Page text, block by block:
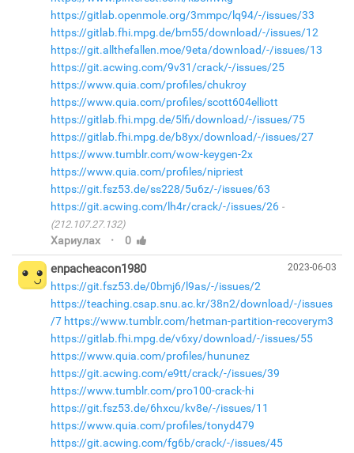
https://gitlab.openmole.org/3mmpc/lq94/-/issues/33
https://gitlab.fhi.mpg.de/bm55/download/-/issues/12
https://git.allthefallen.moe/9eta/download/-/issues/13
https://git.acwing.com/9v31/crack/-/issues/25
https://www.quia.com/profiles/chukroy
https://www.quia.com/profiles/scott604elliott
https://gitlab.fhi.mpg.de/5lfi/download/-/issues/75
https://gitlab.fhi.mpg.de/b8yx/download/-/issues/27
https://www.tumblr.com/wow-keygen-2x
https://www.quia.com/profiles/nipriest
https://git.fsz53.de/ss228/5u6z/-/issues/63
https://git.acwing.com/lh4r/crack/-/issues/26
(212.107.27.132)
Хариулах · 0
2023-06-03
enpacheacon1980
https://git.fsz53.de/0bmj6/l9as/-/issues/2
https://teaching.csap.snu.ac.kr/38n2/download/-/issues
/7 https://www.tumblr.com/hetman-partition-recoverym3
https://gitlab.fhi.mpg.de/v6xy/download/-/issues/55
https://www.quia.com/profiles/hununez
https://git.acwing.com/e9tt/crack/-/issues/39
https://www.tumblr.com/pro100-crack-hi
https://git.fsz53.de/6hxcu/kv8e/-/issues/11
https://www.quia.com/profiles/tonyd479
https://git.acwing.com/fg6b/crack/-/issues/45